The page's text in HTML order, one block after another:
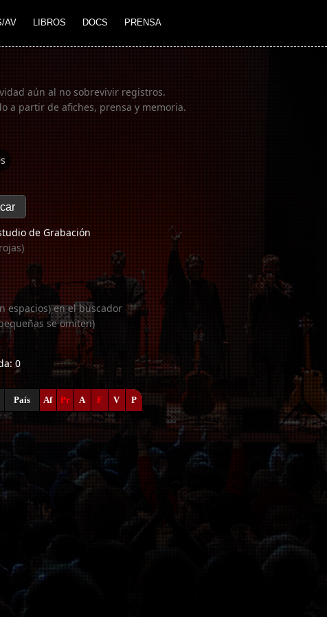
AV LIBROS DOCS PRENSA
aún al no sobrevivir registros.
a partir de afiches, prensa y memoria.
de Grabación
espacios) en el buscador
se omiten)
0
País Af Pr A F V P